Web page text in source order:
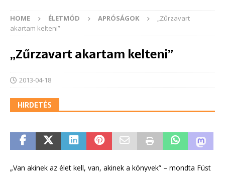
HOME ÉLETMÓD APRÓSÁGOK
„Zűrzavart
akartam kelteni”
„Zűrzavart akartam kelteni”
2013-04-18
HIRDETÉS
„Van akinek az élet kell, van, akinek a könyvek” – mondta Füst